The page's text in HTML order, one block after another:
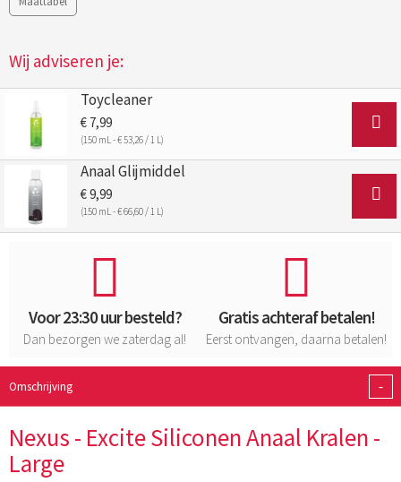
Wij adviseren je:
Toycleaner
€ 7,99
(150 mL - € 53,26 / 1 L)
Anaal Glijmiddel
€ 9,99
(150 mL - € 66,60 / 1 L)
Voor 23:30 uur besteld?
Dan bezorgen we zaterdag al!
Gratis achteraf betalen!
Eerst ontvangen, daarna betalen!
Omschrijving -
Nexus - Excite Siliconen Anaal Kralen -
Large